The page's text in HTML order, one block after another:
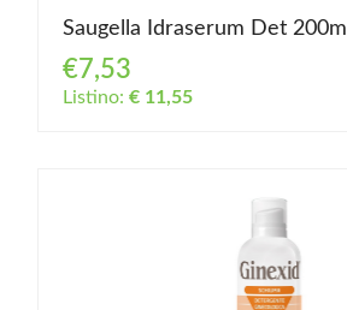
Saugella Idraserum Det 200ml
€7,53
Listino: € 11,55